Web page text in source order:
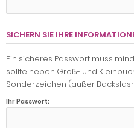
SICHERN SIE IHRE
Ein sicheres Passwort muss
sollte neben Groß- und
Sonderzeichen (außer
Ihr Passwort: